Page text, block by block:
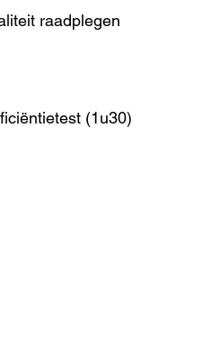
raadplegen
(1u30)